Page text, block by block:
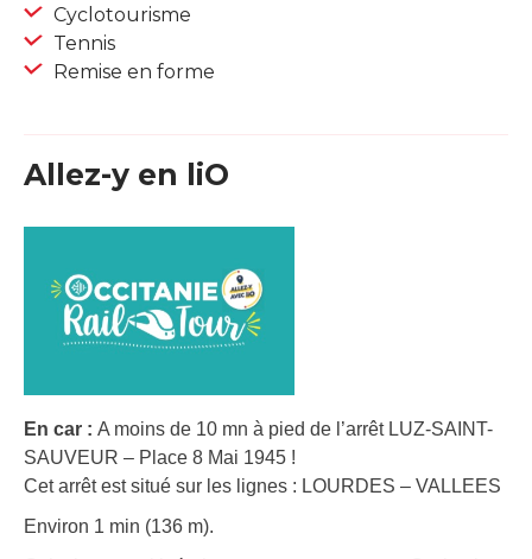
Cyclotourisme
Tennis
Remise en forme
Allez-y en liO
En car : A moins de 10 mn à pied de l’arrêt LUZ-SAINT-
SAUVEUR – Place 8 Mai 1945 !
Cet arrêt est situé sur les lignes : LOURDES – VALLEES
Environ 1 min (136 m).